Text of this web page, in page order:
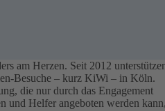
am Herzen. Seit 2012
Besuche – kurz KiWi – in Köln.
die nur durch das Engagement
und Helfer angeboten werden